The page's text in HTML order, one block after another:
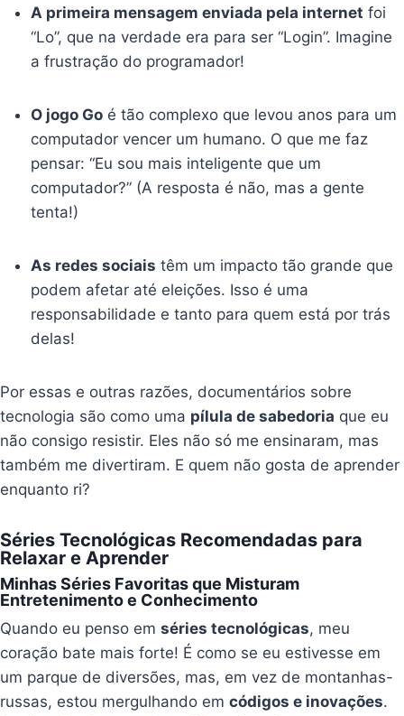
A primeira mensagem enviada pela internet foi
“Lo”, que na verdade era para ser “Login”. Imagine
a frustração do programador!
O jogo Go é tão complexo que levou anos para um
computador vencer um humano. O que me faz
pensar: “Eu sou mais inteligente que um
computador?” (A resposta é não, mas a gente
tenta!)
As redes sociais têm um impacto tão grande que
podem afetar até eleições. Isso é uma
responsabilidade e tanto para quem está por trás
delas!
Por essas e outras razões, documentários sobre
tecnologia são como uma pílula de sabedoria que eu
não consigo resistir. Eles não só me ensinaram, mas
também me divertiram. E quem não gosta de aprender
enquanto ri?
Séries Tecnológicas Recomendadas para
Relaxar e Aprender
Minhas Séries Favoritas que Misturam
Entretenimento e Conhecimento
Quando eu penso emséries tecnológicas, meu
coração bate mais forte! É como se eu estivesse em
um parque de diversões, mas, em vez de montanhas-
russas, estou mergulhando emcódigos e inovações.